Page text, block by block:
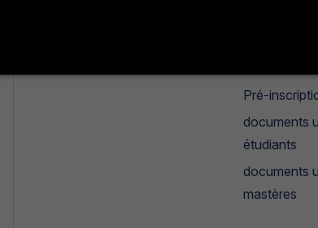
Pré-
documents
étudiants
documents
mastères